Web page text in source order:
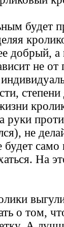
будет
добрый, а
не
руки
не
само
На
о том,